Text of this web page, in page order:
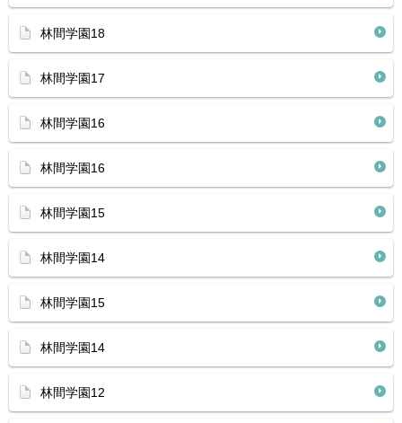
林間学園18
林間学園17
林間学園16
林間学園16
林間学園15
林間学園14
林間学園15
林間学園14
林間学園12